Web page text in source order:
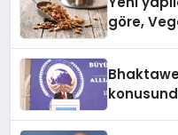
göre,